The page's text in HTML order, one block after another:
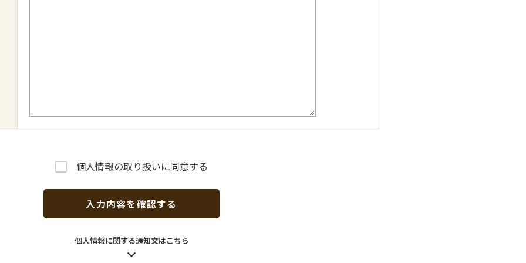
個人情報の取り扱いに同意する
入力内容を確認する
個人情報に関する通知文はこちら